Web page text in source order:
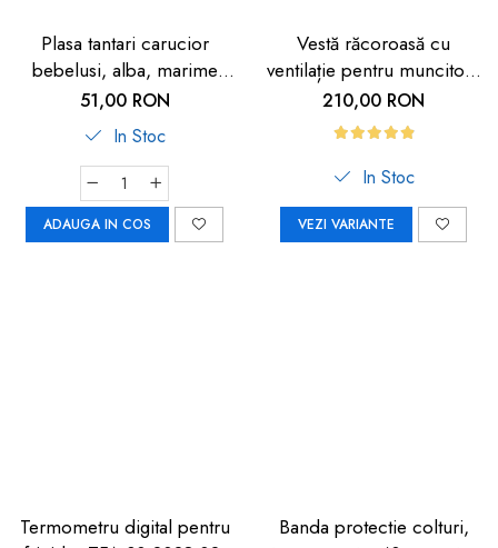
Plasa tantari carucior
bebelusi, alba, marime
universala, Reer BiteSafe
51,00 RON
In Stoc
ADAUGA IN COS
Vestă răcoroasă cu
ventilație pentru muncitori,
sportivi și HORECA
210,00 RON
In Stoc
VEZI VARIANTE
Termometru digital pentru
Banda protectie colturi,